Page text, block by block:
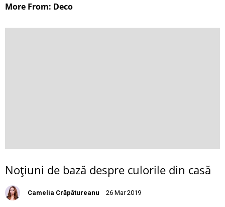
More From: Deco
Noţiuni de bază despre culorile din casă
Camelia Crăpătureanu 26 Mar 2019